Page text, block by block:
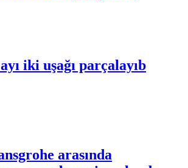
iki uşağı parçalayıb
arasında